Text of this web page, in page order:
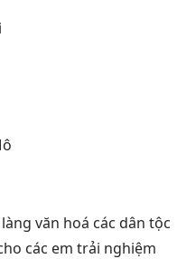
văn hoá các dân tộc
các em trải nghiệm